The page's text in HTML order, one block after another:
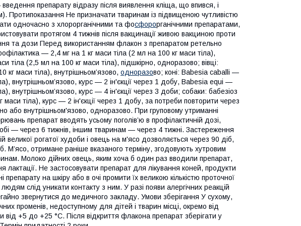
введення препарату відразу після виявлення кліща, що впився, і
Протипоказання Не призначати тваринам із підвищеною чутливістю
одночасно з хлорорганічними та фосфорорганічними препаратами,
протягом 4 тижнів після вакцинації живою вакциною проти
та дози Перед використанням флакон з препаратом ретельно
— 2,4 мг на 1 кг маси тіла (2 мл на 100 кг маси тіла),
тіла (2,5 мл на 100 кг маси тіла), підшкірно, одноразово; вівці:
кг маси тіла), внутрішньом’язово, одноразово; коні: Babesia caballi —
внутрішньом’язово, курс — 2 ін'єкції через 1 добу, Babesia equi —
внутрішньом’язово, курс — 4 ін'єкції через 3 доби; собаки: бабезіоз
тіла), курс — 2 ін'єкції через 1 добу, за потреби повторити через
або внутрішньом'язово, одноразово. При груповому утриманні
препарат вводять усьому поголів’ю в профілактичній дозі,
— через 6 тижнів, іншим тваринам — через 4 тижні. Застереження
великої рогатої худоби і овець на м'ясо дозволяється через 90 діб,
отримане раніше вказаного терміну, згодовують хутровим
Молоко дійних овець, яким хоча б один раз вводили препарат,
Не застосовувати препарат для лікування коней, продукти
на шкіру або в очі промити їх великою кількістю проточної
слід уникати контакту з ним. У разі появи алергічних реакцій
звернутися до медичного закладу. Умови зберігання У сухому,
променів, недоступному для дітей і тварин місці, окремо від
від +5 до +25 °С. Після відкриття флакона препарат зберігати у